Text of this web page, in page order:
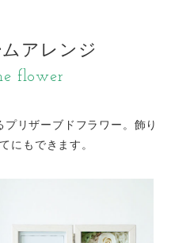
アレンジ
flower
リザーブドフラワー。 飾り
にもできます。